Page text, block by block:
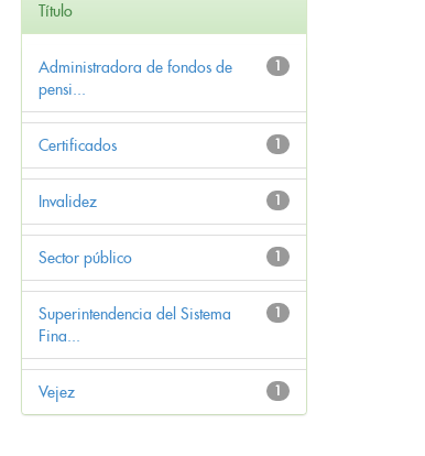
Título
1
Administradora de fondos de
pensi...
1
Certificados
1
Invalidez
1
Sector público
1
Superintendencia del Sistema
Fina...
1
Vejez